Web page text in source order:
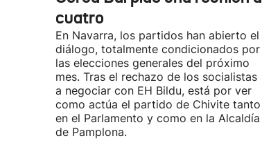
cuatro
En Navarra, los partidos han abierto el
diálogo, totalmente condicionados por
las elecciones generales del próximo
mes. Tras el rechazo de los socialistas
a negociar con EH Bildu, está por ver
como actúa el partido de Chivite tanto
en el Parlamento y como en la Alcaldía
de Pamplona.